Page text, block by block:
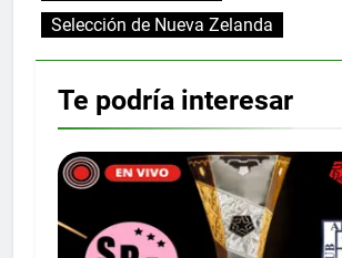
Selección de Nueva Zelanda
Te podría interesar